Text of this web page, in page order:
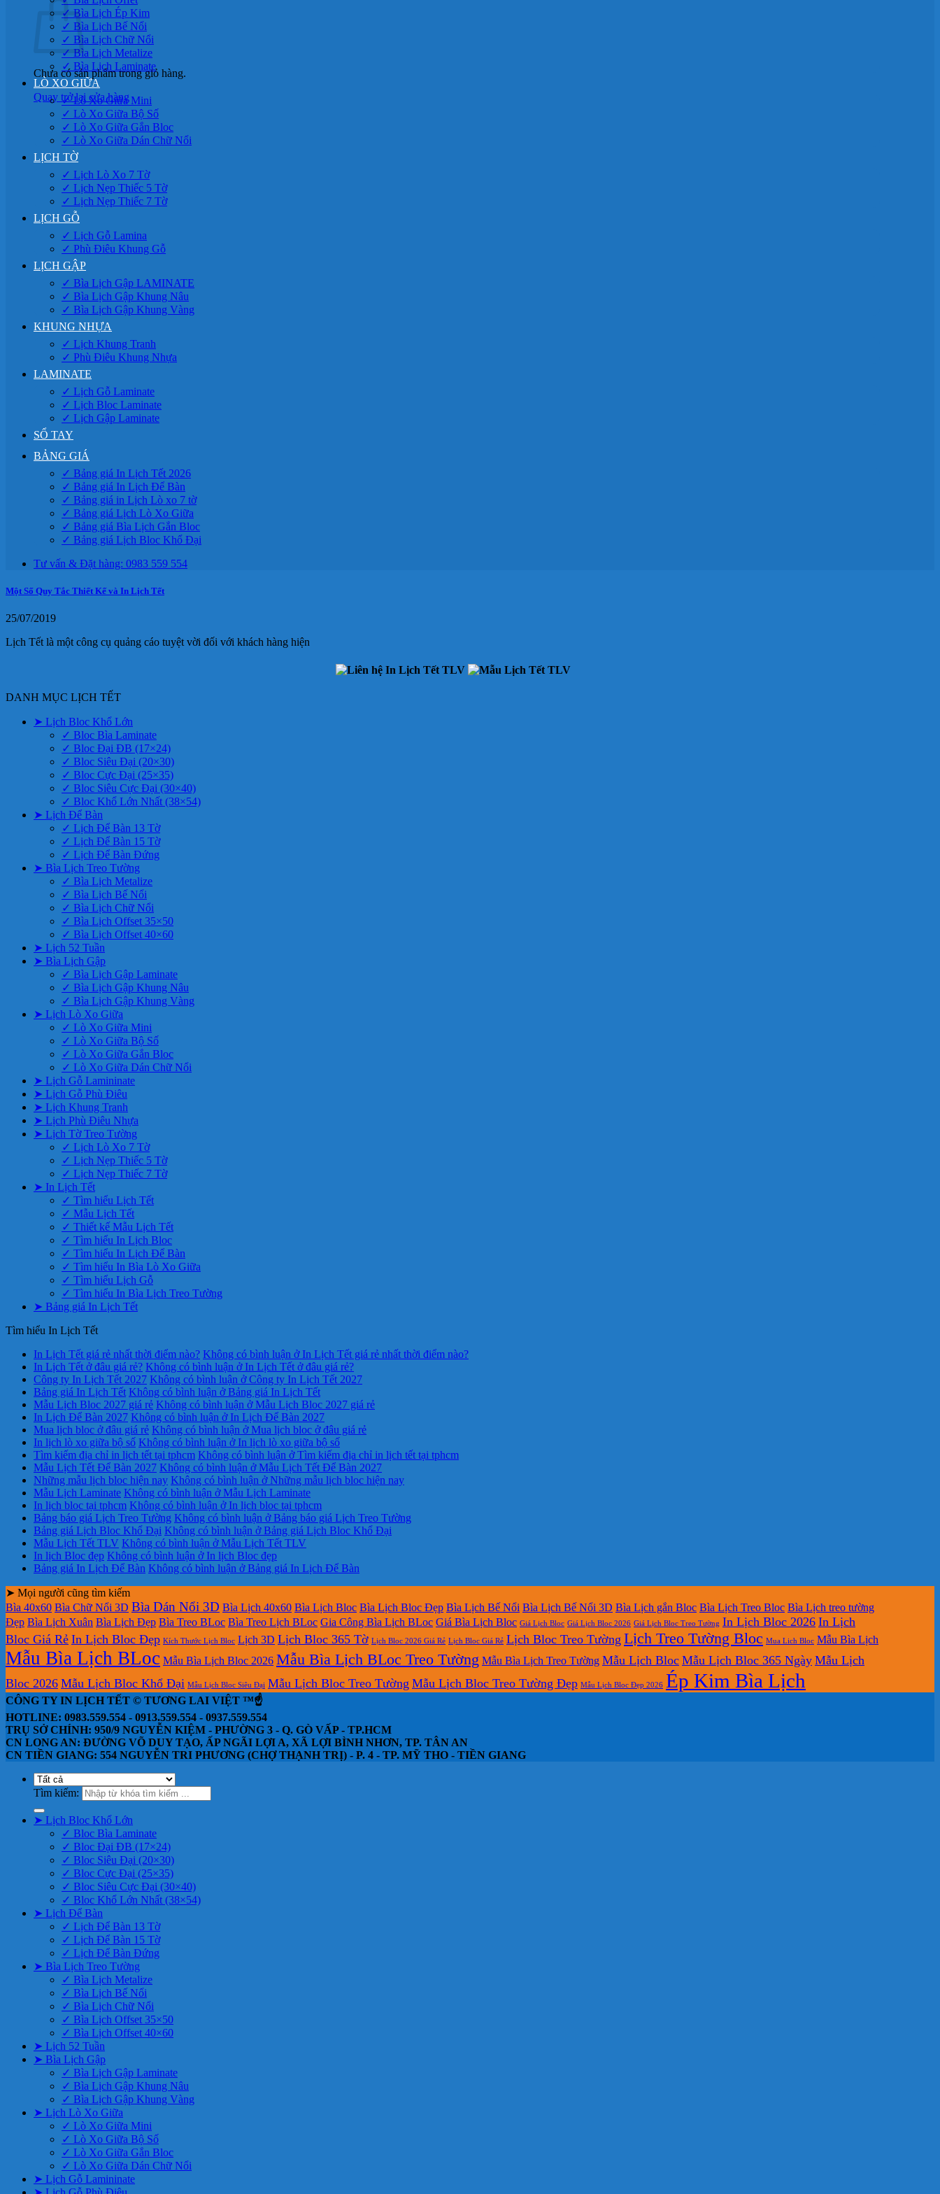
Chưa có sản phẩm trong giỏ hàng.
Quay trở lại cửa hàng
✓ Bìa Lịch Ép Kim
✓ Bìa Lịch Bế Nổi
✓ Bìa Lịch Chữ Nổi
✓ Bìa Lịch Metalize
✓ Bìa Lịch Laminate
LÒ XO GIỮA
✓ Lò Xo Giữa Mini
✓ Lò Xo Giữa Bộ Số
✓ Lò Xo Giữa Gắn Bloc
✓ Lò Xo Giữa Dán Chữ Nổi
LỊCH TỜ
✓ Lịch Lò Xo 7 Tờ
✓ Lịch Nẹp Thiếc 5 Tờ
✓ Lịch Nẹp Thiếc 7 Tờ
LỊCH GỖ
✓ Lịch Gỗ Lamina
✓ Phù Điêu Khung Gỗ
LỊCH GẬP
✓ Bìa Lịch Gập LAMINATE
✓ Bìa Lịch Gập Khung Nâu
✓ Bìa Lịch Gập Khung Vàng
KHUNG NHỰA
✓ Lịch Khung Tranh
✓ Phù Điêu Khung Nhựa
LAMINATE
✓ Lịch Gỗ Laminate
✓ Lịch Bloc Laminate
✓ Lịch Gập Laminate
SỔ TAY
BẢNG GIÁ
✓ Bảng giá In Lịch Tết 2026
✓ Bảng giá In Lịch Để Bàn
✓ Bảng giá in Lịch Lò xo 7 tờ
✓ Bảng giá Lịch Lò Xo Giữa
✓ Bảng giá Bìa Lịch Gắn Bloc
✓ Bảng giá Lịch Bloc Khổ Đại
Tư vấn & Đặt hàng: 0983 559 554
Một Số Quy Tắc Thiết Kế và In Lịch Tết
25/07/2019
Lịch Tết là một công cụ quảng cáo tuyệt vời đối với khách hàng hiện
DANH MỤC LỊCH TẾT
➤ Lịch Bloc Khổ Lớn
✓ Bloc Bìa Laminate
✓ Bloc Đại ĐB (17×24)
✓ Bloc Siêu Đại (20×30)
✓ Bloc Cực Đại (25×35)
✓ Bloc Siêu Cực Đại (30×40)
✓ Bloc Khổ Lớn Nhất (38×54)
➤ Lịch Để Bàn
✓ Lịch Để Bàn 13 Tờ
✓ Lịch Để Bàn 15 Tờ
✓ Lịch Để Bàn Đứng
➤ Bìa Lịch Treo Tường
✓ Bìa Lịch Metalize
✓ Bìa Lịch Bế Nổi
✓ Bìa Lịch Chữ Nổi
✓ Bìa Lịch Offset 35×50
✓ Bìa Lịch Offset 40×60
➤ Lịch 52 Tuần
➤ Bìa Lịch Gập
✓ Bìa Lịch Gập Laminate
✓ Bìa Lịch Gập Khung Nâu
✓ Bìa Lịch Gập Khung Vàng
➤ Lịch Lò Xo Giữa
✓ Lò Xo Giữa Mini
✓ Lò Xo Giữa Bộ Số
✓ Lò Xo Giữa Gắn Bloc
✓ Lò Xo Giữa Dán Chữ Nổi
➤ Lịch Gỗ Lamininate
➤ Lịch Gỗ Phù Điêu
➤ Lịch Khung Tranh
➤ Lịch Phù Điêu Nhựa
➤ Lịch Tờ Treo Tường
✓ Lịch Lò Xo 7 Tờ
✓ Lịch Nẹp Thiếc 5 Tờ
✓ Lịch Nẹp Thiếc 7 Tờ
➤ In Lịch Tết
✓ Tìm hiểu Lịch Tết
✓ Mẫu Lịch Tết
✓ Thiết kế Mẫu Lịch Tết
✓ Tìm hiểu In Lịch Bloc
✓ Tìm hiểu In Lịch Để Bàn
✓ Tìm hiểu In Bìa Lò Xo Giữa
✓ Tìm hiểu Lịch Gỗ
✓ Tìm hiểu In Bìa Lịch Treo Tường
➤ Bảng giá In Lịch Tết
Tìm hiểu In Lịch Tết
In Lịch Tết giá rẻ nhất thời điểm nào? Không có bình luận ở In Lịch Tết giá rẻ nhất thời điểm nào?
In Lịch Tết ở đâu giá rẻ? Không có bình luận ở In Lịch Tết ở đâu giá rẻ?
Công ty In Lịch Tết 2027 Không có bình luận ở Công ty In Lịch Tết 2027
Bảng giá In Lịch Tết Không có bình luận ở Bảng giá In Lịch Tết
Mẫu Lịch Bloc 2027 giá rẻ Không có bình luận ở Mẫu Lịch Bloc 2027 giá rẻ
In Lịch Để Bàn 2027 Không có bình luận ở In Lịch Để Bàn 2027
Mua lịch bloc ở đâu giá rẻ Không có bình luận ở Mua lịch bloc ở đâu giá rẻ
In lịch lò xo giữa bộ số Không có bình luận ở In lịch lò xo giữa bộ số
Tìm kiếm địa chỉ in lịch tết tại tphcm Không có bình luận ở Tìm kiếm địa chỉ in lịch tết tại tphcm
Mẫu Lịch Tết Để Bàn 2027 Không có bình luận ở Mẫu Lịch Tết Để Bàn 2027
Những mẫu lịch bloc hiện nay Không có bình luận ở Những mẫu lịch bloc hiện nay
Mẫu Lịch Laminate Không có bình luận ở Mẫu Lịch Laminate
In lịch bloc tại tphcm Không có bình luận ở In lịch bloc tại tphcm
Bảng báo giá Lịch Treo Tường Không có bình luận ở Bảng báo giá Lịch Treo Tường
Bảng giá Lịch Bloc Khổ Đại Không có bình luận ở Bảng giá Lịch Bloc Khổ Đại
Mẫu Lịch Tết TLV Không có bình luận ở Mẫu Lịch Tết TLV
In lịch Bloc đẹp Không có bình luận ở In lịch Bloc đẹp
Bảng giá In Lịch Để Bàn Không có bình luận ở Bảng giá In Lịch Để Bàn
➤ Mọi người cũng tìm kiếm
Bìa 40x60 Bìa Chữ Nổi 3D Bìa Dán Nổi 3D Bìa Lịch 40x60 Bìa Lịch Bloc Bìa Lịch Bloc Đẹp Bìa Lịch Bế Nổi Bìa Lịch Bế Nổi 3D Bìa Lịch gắn Bloc Bìa Lịch Treo Bloc Bìa Lịch treo tường
Đẹp Bìa Lịch Xuân Bìa Lịch Đẹp Bìa Treo BLoc Bìa Treo Lịch BLoc Gia Công Bìa Lịch BLoc Giá Bìa Lịch Bloc Giá Lịch Bloc Giá Lịch Bloc 2026 Giá Lịch Bloc Treo Tường In Lịch Bloc 2026 In Lịch
Bloc Giá Rẻ In Lịch Bloc Đẹp Kích Thước Lịch Bloc Lịch 3D Lịch Bloc 365 Tờ Lịch Bloc 2026 Giá Rẻ Lịch Bloc Giá Rẻ Lịch Bloc Treo Tường Lịch Treo Tường Bloc Mua Lich Bloc Mẫu Bìa Lịch
Mẫu Bìa Lịch BLoc Mẫu Bìa Lịch Bloc 2026 Mẫu Bìa Lịch BLoc Treo Tường Mẫu Bìa Lịch Treo Tường Mẫu Lịch Bloc Mẫu Lịch Bloc 365 Ngày Mẫu Lịch
Bloc 2026 Mẫu Lịch Bloc Khổ Đại Mẫu Lịch Bloc Siêu Đại Mẫu Lịch Bloc Treo Tường Mẫu Lịch Bloc Treo Tường Đẹp Mẫu Lịch Bloc Đẹp 2026 Ép Kim Bìa Lịch
CÔNG TY IN LỊCH TẾT © TƯƠNG LAI VIỆT ™☝️
HOTLINE: 0983.559.554 - 0913.559.554 - 0937.559.554
TRỤ SỞ CHÍNH: 950/9 NGUYỄN KIỆM - PHƯỜNG 3 - Q. GÒ VẤP - TP.HCM
CN LONG AN: ĐƯỜNG VÕ DUY TẠO, ẤP NGÃI LỢI A, XÃ LỢI BÌNH NHƠN, TP. TÂN AN
CN TIỀN GIANG: 554 NGUYỄN TRI PHƯƠNG (CHỢ THẠNH TRỊ) - P. 4 - TP. MỸ THO - TIỀN GIANG
Tìm kiếm:
➤ Lịch Bloc Khổ Lớn
✓ Bloc Bìa Laminate
✓ Bloc Đại ĐB (17×24)
✓ Bloc Siêu Đại (20×30)
✓ Bloc Cực Đại (25×35)
✓ Bloc Siêu Cực Đại (30×40)
✓ Bloc Khổ Lớn Nhất (38×54)
➤ Lịch Để Bàn
✓ Lịch Để Bàn 13 Tờ
✓ Lịch Để Bàn 15 Tờ
✓ Lịch Để Bàn Đứng
➤ Bìa Lịch Treo Tường
✓ Bìa Lịch Metalize
✓ Bìa Lịch Bế Nổi
✓ Bìa Lịch Chữ Nổi
✓ Bìa Lịch Offset 35×50
✓ Bìa Lịch Offset 40×60
➤ Lịch 52 Tuần
➤ Bìa Lịch Gập
✓ Bìa Lịch Gập Laminate
✓ Bìa Lịch Gập Khung Nâu
✓ Bìa Lịch Gập Khung Vàng
➤ Lịch Lò Xo Giữa
✓ Lò Xo Giữa Mini
✓ Lò Xo Giữa Bộ Số
✓ Lò Xo Giữa Gắn Bloc
✓ Lò Xo Giữa Dán Chữ Nổi
➤ Lịch Gỗ Lamininate